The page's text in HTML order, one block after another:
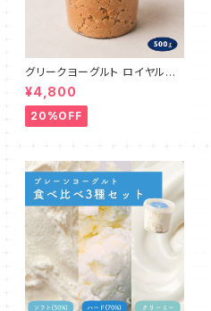
グリークヨーグルト ロイヤルミ
ルクティ 500g
¥4,800
20%OFF